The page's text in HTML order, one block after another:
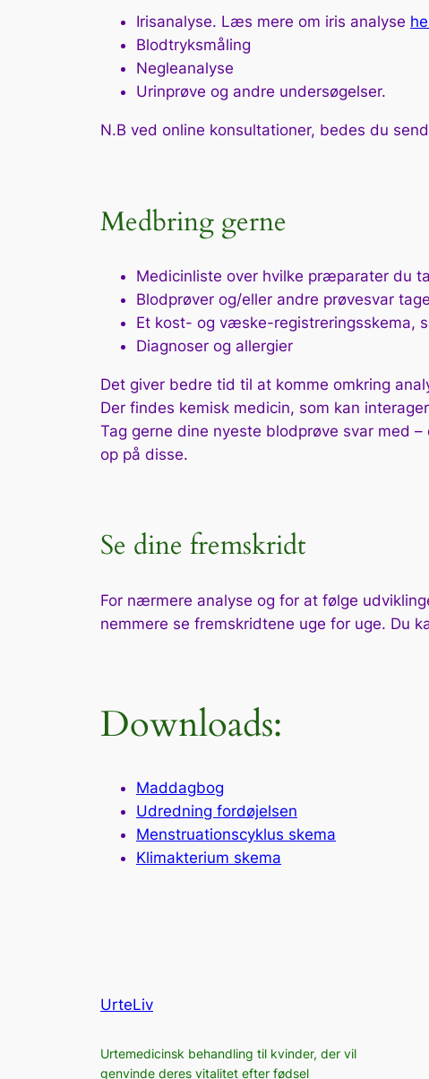
Irisanalyse. Læs mere om iris analyse
Blodtryksmåling
Negleanalyse
Urinprøve og andre undersøgelser.
N.B ved online konsultationer, bedes du
Medbring gerne
Medicinliste over hvilke præparater du
Blodprøver og/eller andre prøvesvar
Et kost- og væske-registreringsskema,
Diagnoser og allergier
Det giver bedre tid til at komme omkring
Der findes kemisk medicin, som kan
Tag gerne dine nyeste blodprøve svar med
op på disse.
Se dine fremskridt
For nærmere analyse og for at følge
nemmere se fremskridtene uge for uge. Du
Downloads:
Maddagbog
Udredning fordøjelsen
Menstruationscyklus skema
Klimakterium skema
UrteLiv
Urtemedicinsk behandling til kvinder, der vil
genvinde deres vitalitet efter fødsel